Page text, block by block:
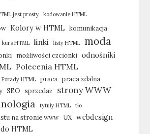
jest prosty kodowanie HTML
Kolory w HTML komunikacja
kurs HTML linki listy HTML moda
możliwości czcionki odnośniki
Polecenia HTML
Porady HTML praca
praca zdalna
SEO sprzedaż strony WWW
tytuły HTML tło
na stronie www UX webdesign
HTML